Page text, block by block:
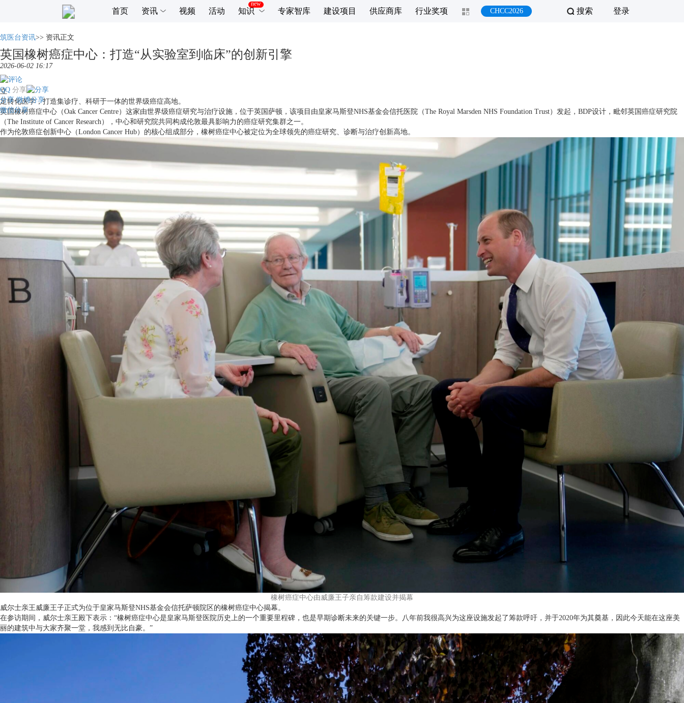
登录
搜索
首页 资讯 视频 活动 知识 专家智库 建设项目 供应商库 行业奖项 CHCC2026
筑医台资讯>> 资讯正文
英国橡树癌症中心：打造“从实验室到临床”的创新引擎
2026-06-02 16:17
分享
QQ
分享 微博分享
微信分享
立
足转化医学，打造集诊疗、科研于一体的世界级癌症高地。
英国橡树癌症中心（Oak Cancer Centre）这家由世界级癌症研究与治疗设施，位于英国萨顿，该项目由皇家马斯登NHS基金会信托医院（The Royal Marsden NHS Foundation Trust）发起，BDP设计，毗邻英国癌症研究院
（The Institute of Cancer Research），中心和研究院共同构成伦敦最具影响力的癌症研究集群之一。
作为伦敦癌症创新中心（London Cancer Hub）的核心组成部分，橡树癌症中心被定位为全球领先的癌症研究、诊断与治疗创新高地。
橡树癌症中心由威廉王子亲自筹款建设并揭幕
威尔士亲王威廉王子正式为位于皇家马斯登NHS基金会信托萨顿院区的橡树癌症中心揭幕。
在参访期间，威尔士亲王殿下表示：“橡树癌症中心是皇家马斯登医院历史上的一个重要里程碑，也是早期诊断未来的关键一步。八年前我很高兴为这座设施发起了筹款呼吁，并于2020年为其奠基，因此今天能在这座美
丽的建筑中与大家齐聚一堂，我感到无比自豪。”